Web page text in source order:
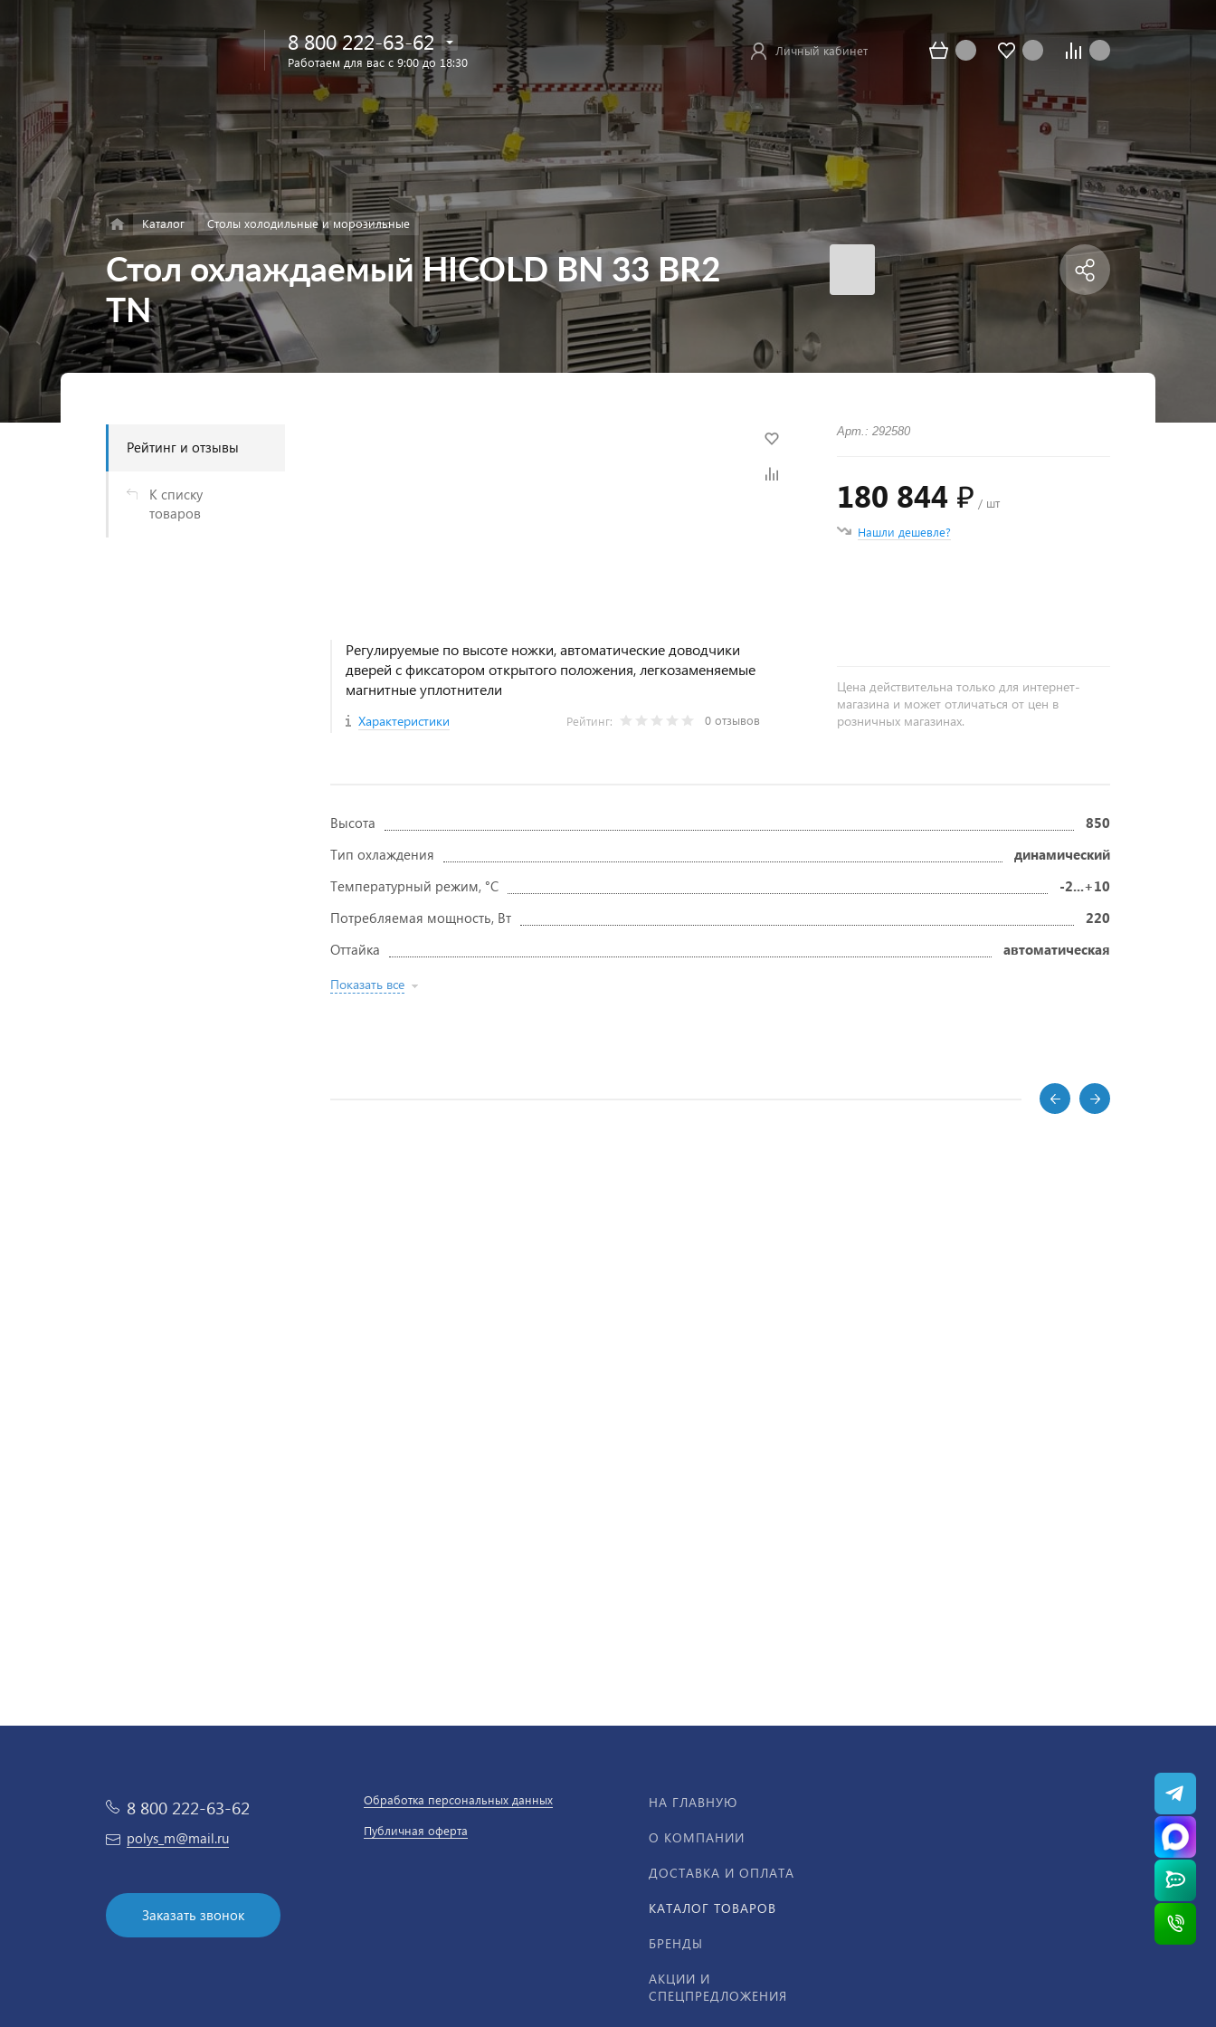
8 800 222-63-62
Работаем для вас с 9:00 до 18:30
Личный кабинет
Каталог Столы холодильные и морозильные
Стол охлаждаемый HICOLD BN 33 BR2
TN
Рейтинг и отзывы
К списку
товаров
Регулируемые по высоте ножки, автоматические доводчики
дверей с фиксатором открытого положения, легкозаменяемые
магнитные уплотнители
Характеристики Рейтинг: 0 отзывов
Арт.: 292580
180 844 ₽ / шт
Нашли дешевле?
Цена действительна только для интернет-
магазина и может отличаться от цен в
розничных магазинах.
Высота
850
Тип охлаждения
динамический
Температурный режим, °C
-2...+10
Потребляемая мощность, Вт
220
Оттайка
автоматическая
Показать все
8 800 222-63-62
polys_m@mail.ru
Заказать звонок
Обработка персональных данных
Публичная оферта
НА ГЛАВНУЮ
О КОМПАНИИ
ДОСТАВКА И ОПЛАТА
КАТАЛОГ ТОВАРОВ
БРЕНДЫ
АКЦИИ И
СПЕЦПРЕДЛОЖЕНИЯ